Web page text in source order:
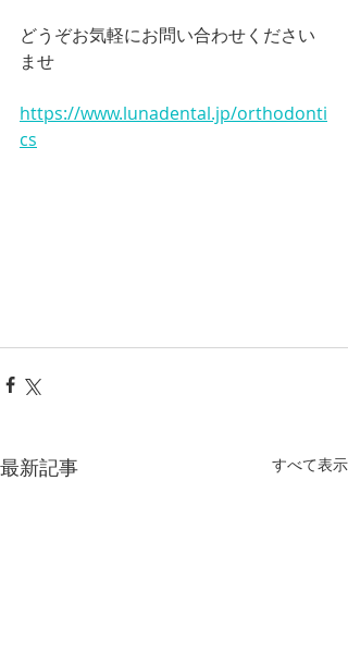
どうぞお気軽にお問い合わせください
ませ
https://www.lunadental.jp/orthodonti
cs
最新記事 すべて表示